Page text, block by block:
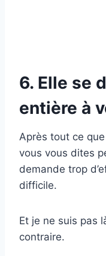
6. Elle se
entière à
Après tout ce
vous vous dites
demande trop
difficile.
Et je ne suis pas
contraire.